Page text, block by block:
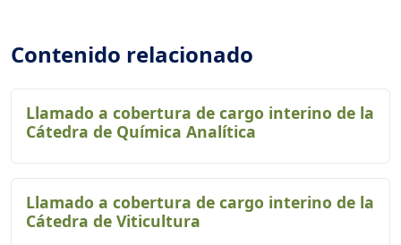
Contenido relacionado
Llamado a cobertura de cargo interino de la
Cátedra de Química Analítica
Llamado a cobertura de cargo interino de la
Cátedra de Viticultura